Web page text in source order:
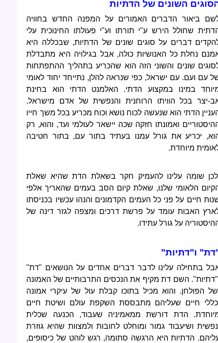
השונים של הדתיות
ביאור הדברים האמורים על המפנה החדש בחוויה
שחולל הירש ע"י תורתו וע"י פעולתו החינוכית עלי
דברים על סוגים שונים של הדתיות, שבכללה היא
נחלת כל האנושיות כולה, אבל בגילויה היא מתבדלת
שונים והשוני הזה הוא שהכריע בתהליך ההתפתחות
עם ועם. עם ישראל, כפי שנראה להלן, נתייחד יחוד לאומי
במינו במקצוע הדתי. האלמנט הדתי הוא בחינת
יצר בכל הוויתו הרוחנית והנפשית של אדם מישראל.
הדתי הוא שנעשה לכוח נושא וכוח מכריע בכל משך חייו
ואמונתו חזקה שכה יישאר לעולמי ועד, והוא, רק
יכריע את גורל עמנו בעתיד בתור עם, בתור חטיבה
מיוחדת.
שומה עלינו להעמיק חקר בשאלת הדת שהיא שאלת
הלאומי שלנו, שאלת קיום הסב בעמים שהאריך אלפי
חיים על פני כל העמים הקדמונים והנהו עכשיו בכניסתו
האבות עומד על פרשת דרכים ומצפה לגזר דינה של
על גורל עתידו.
ו"דתיות"
בתחילה עלינו לדבר דברים אחדים על הנושאים "דת"
השם דת מקיף את הנכסים התרבותיים של האמונה
הפולחן. והוא מכיל בתוכו קבלת עול של עיקרי אמונה
חיים שעליהם מתבססת השקפת עולם ושיטת חיים
הדת דורשת ממאמיניה שעבוד, הכנעה שכלית
ושיעבוד גמור ומוחלט לחובות ולמצוות שהיא גוזרת
הדתיות היא הרגשה סתומה, רגש לוהט של כיסופים,